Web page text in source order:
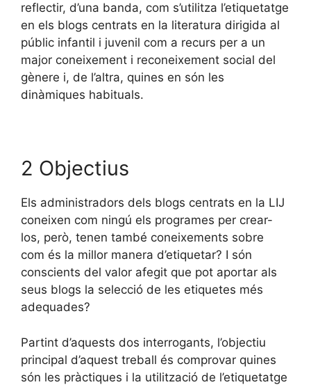
reflectir, d’una banda, com s’utilitza l’etiquetatge
en els blogs centrats en la literatura dirigida al
públic infantil i juvenil com a recurs per a un
major coneixement i reconeixement social del
gènere i, de l’altra, quines en són les
dinàmiques habituals.
2 Objectius
Els administradors dels blogs centrats en la LIJ
coneixen com ningú els programes per crear-
los, però, tenen també coneixements sobre
com és la millor manera d’etiquetar? I són
conscients del valor afegit que pot aportar als
seus blogs la selecció de les etiquetes més
adequades?
Partint d’aquests dos interrogants, l’objectiu
principal d’aquest treball és comprovar quines
són les pràctiques i la utilització de l’etiquetatge